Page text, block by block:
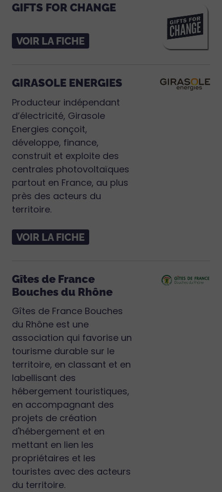
GIFTS FOR CHANGE
VOIR LA FICHE
GIRASOLE ENERGIES
Producteur indépendant
d’électricité, Girasole
Energies conçoit,
développe, finance,
construit et exploite des
centrales photovoltaïques
partout en France, au plus
près des acteurs du
territoire.
VOIR LA FICHE
Gîtes de France
Bouches du Rhône
Gîtes de France Bouches
du Rhône est une
association qui favorise un
tourisme durable sur le
territoire, en classant et en
labellisant des
hébergement touristiques,
en accompagnant des
projets de création
d'hébergement et en
mettant en lien les
propriétaires et les
touristes avec des acteurs
du territoire.